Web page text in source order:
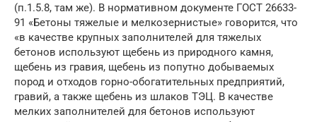
(п.1.5.8, там же). В нормативном документе ГОСТ 26633-
91 «Бетоны тяжелые и мелкозернистые» говорится, что
«в качестве крупных заполнителей для тяжелых
бетонов используют щебень из природного камня,
щебень из гравия, щебень из попутно добываемых
пород и отходов горно-обогатительных предприятий,
гравий, а также щебень из шлаков ТЭЦ. В качестве
мелких заполнителей для бетонов используют